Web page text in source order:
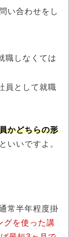
い合わせをし
職しなくては
員として就職
かどちらの形
いいですよ。
常半年程度掛
グを使った講